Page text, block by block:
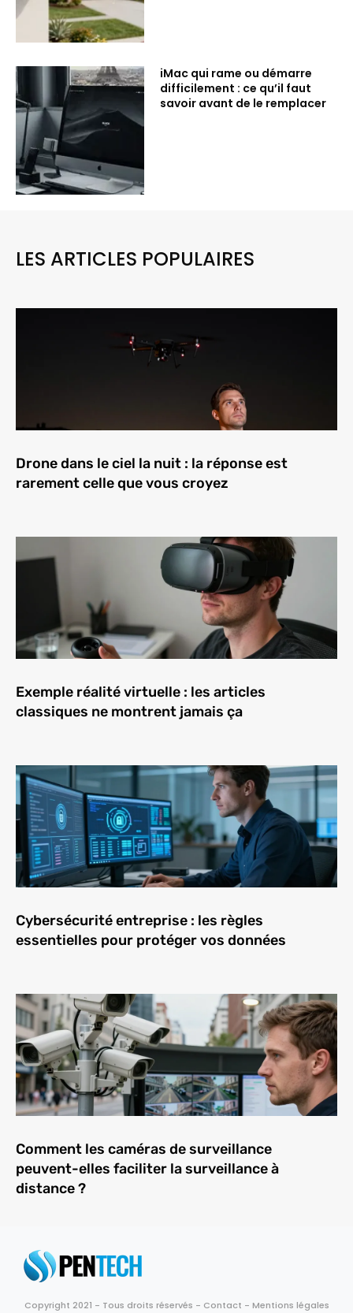
iMac qui rame ou démarre
difficilement : ce qu’il faut
savoir avant de le remplacer
LES ARTICLES POPULAIRES
Drone dans le ciel la nuit : la réponse est
rarement celle que vous croyez
Exemple réalité virtuelle : les articles
classiques ne montrent jamais ça
Cybersécurité entreprise : les règles
essentielles pour protéger vos données
Comment les caméras de surveillance
peuvent-elles faciliter la surveillance à
distance ?
Copyright 2021 - Tous droits réservés - Contact - Mentions légales